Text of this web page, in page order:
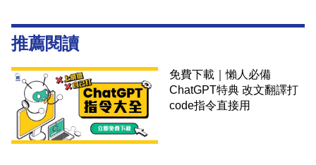
推薦閱讀
免費下載｜懶人必備
ChatGPT特典 改文翻譯打
code指令直接用